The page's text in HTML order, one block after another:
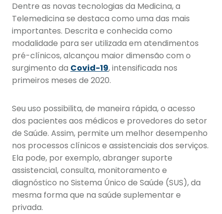
Dentre as novas tecnologias da Medicina, a
Telemedicina se destaca como uma das mais
importantes. Descrita e conhecida como
modalidade para ser utilizada em atendimentos
pré-clínicos, alcançou maior dimensão com o
surgimento da Covid-19, intensificada nos
primeiros meses de 2020.
Seu uso possibilita, de maneira rápida, o acesso
dos pacientes aos médicos e provedores do setor
de Saúde. Assim, permite um melhor desempenho
nos processos clínicos e assistenciais dos serviços.
Ela pode, por exemplo, abranger suporte
assistencial, consulta, monitoramento e
diagnóstico no Sistema Único de Saúde (SUS), da
mesma forma que na saúde suplementar e
privada.